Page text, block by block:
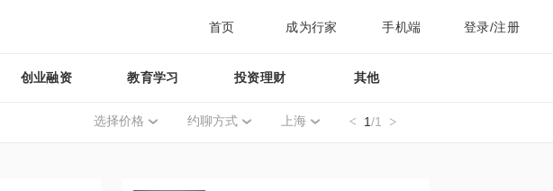
首页 成为行家 手机端 登录/注册
创业融资 教育学习 投资理财 其他
选择价格 约聊方式 上海 1/1